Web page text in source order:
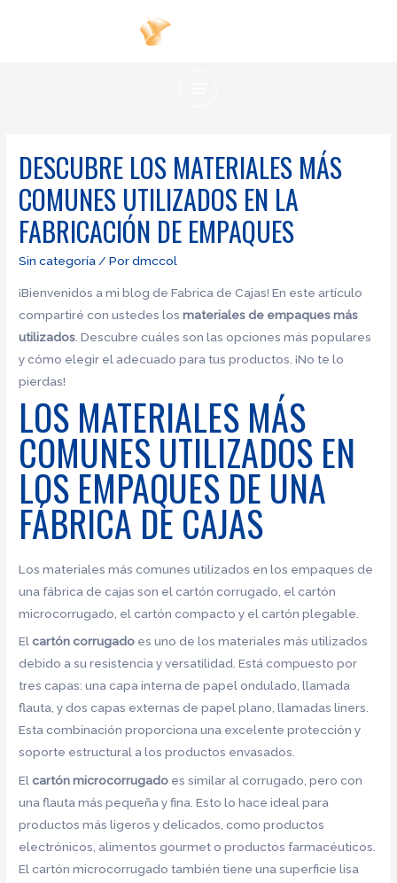
DESCUBRE LOS MATERIALES MÁS
COMUNES UTILIZADOS EN LA
FABRICACIÓN DE EMPAQUES
Sin categoría / Pordmccol
¡Bienvenidos a mi blog de Fabrica de Cajas! En este artículo
compartiré con ustedes losmateriales de empaques más
utilizados . Descubre cuáles son las opciones más populares
y cómo elegir el adecuado para tus productos. ¡No te lo
pierdas!
LOS MATERIALES MÁS
COMUNES UTILIZADOS EN
LOS EMPAQUES DE UNA
FÁBRICA DE CAJAS
Los materiales más comunes utilizados en los empaques de
una fábrica de cajas son el cartón corrugado, el cartón
microcorrugado, el cartón compacto y el cartón plegable.
Elcartón corrugado es uno de los materiales más utilizados
debido a su resistencia y versatilidad. Está compuesto por
tres capas: una capa interna de papel ondulado, llamada
flauta, y dos capas externas de papel plano, llamadas liners.
Esta combinación proporciona una excelente protección y
soporte estructural a los productos envasados.
Elcartón microcorrugado es similar al corrugado, pero con
una flauta más pequeña y fina. Esto lo hace ideal para
productos más ligeros y delicados, como productos
electrónicos, alimentos gourmet o productos farmacéuticos.
El cartón microcorrugado también tiene una superficie lisa